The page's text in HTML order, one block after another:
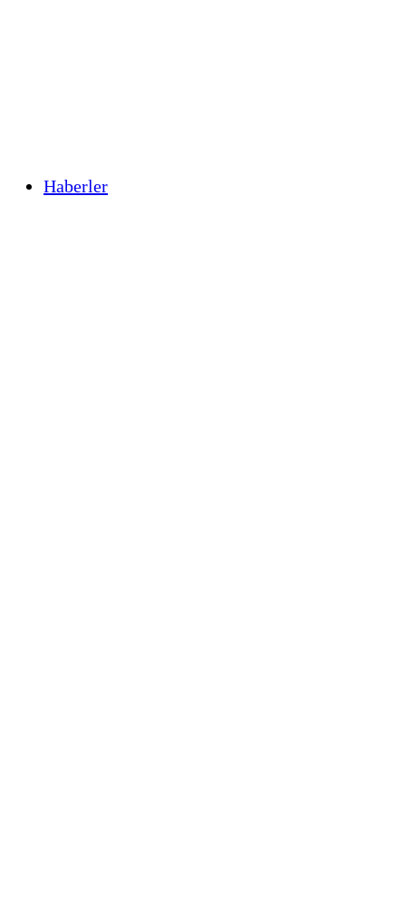
Haberler